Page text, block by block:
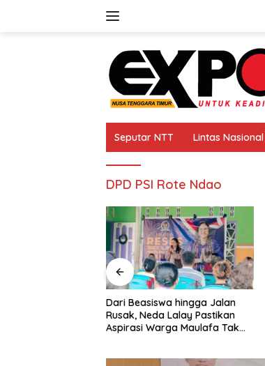
Seputar NTT Lintas Nasional
DPD PSI Rote Ndao
Situasi Di Koperasi Swasti Sari
Sedang Mencekam, Sampai
Kapan?